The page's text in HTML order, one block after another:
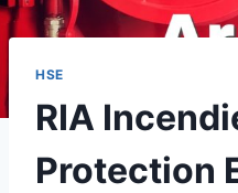
HSE
RIA
Protection